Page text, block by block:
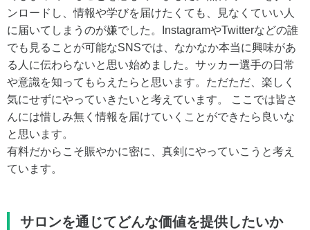
ンロードし、情報や学びを届けたくても、見なくていい人
に届いてしまうのが嫌でした。InstagramやTwitterなどの誰
でも見ることが可能なSNSでは、なかなか本当に興味があ
る人に伝わらないと思い始めました。サッカー選手の日常
や意識を知ってもらえたらと思います。ただただ、楽しく
気にせずにやっていきたいと考えています。 ここでは皆さ
んには惜しみ無く情報を届けていくことができたら良いな
と思います。
有料だからこそ賑やかに密に、真剣にやっていこうと考え
ています。
サロンを通じてどんな価値を提供したいか